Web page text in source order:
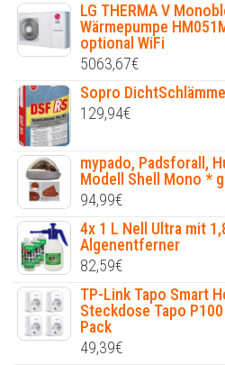
LG THERMA V
Wärmepumpe
optional WiFi
5063,67€
Sopro
129,94€
mypado, Padsforall,
Modell Shell Mono *
94,99€
4x 1 L Nell Ultra mit
Algenentferner
82,59€
TP-Link Tapo Smart
Steckdose Tapo
Pack
49,39€